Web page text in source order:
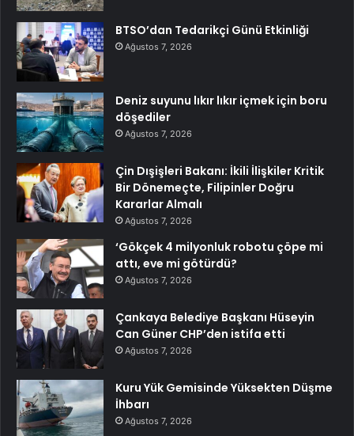
BTSO’dan Tedarikçi Günü Etkinliği
Ağustos 7, 2026
Deniz suyunu lıkır lıkır içmek için boru
döşediler
Ağustos 7, 2026
Çin Dışişleri Bakanı: İkili İlişkiler Kritik
Bir Dönemeçte, Filipinler Doğru
Kararlar Almalı
Ağustos 7, 2026
‘Gökçek 4 milyonluk robotu çöpe mi
attı, eve mi götürdü?
Ağustos 7, 2026
Çankaya Belediye Başkanı Hüseyin
Can Güner CHP’den istifa etti
Ağustos 7, 2026
Kuru Yük Gemisinde Yüksekten Düşme
İhbarı
Ağustos 7, 2026